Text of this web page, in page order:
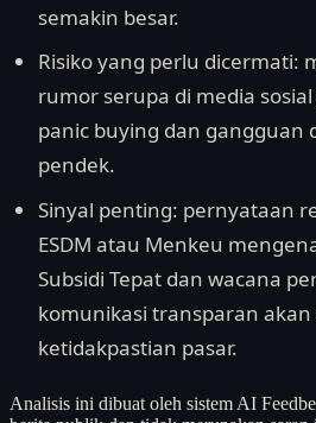
semakin besar.
Risiko yang perlu dicermati:
rumor serupa di media
panic buying dan gangguan
pendek.
Sinyal penting: pernyataan
ESDM atau Menkeu
Subsidi Tepat dan wacana
komunikasi transparan
ketidakpastian pasar.
Analisis ini dibuat oleh sistem AI